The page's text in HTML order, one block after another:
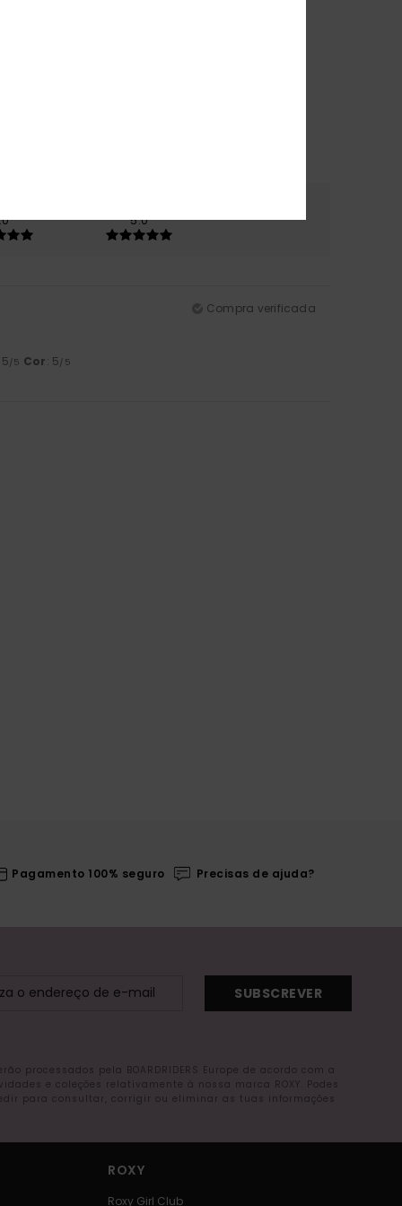
5.0
Compra verificada
/5 Cor: 5/5
Pagamento 100% seguro Precisas de ajuda?
SUBSCREVER
pela BOARDRIDERS Europe de acordo com a
e coleções relativamente à nossa marca ROXY. Podes
para consultar, corrigir ou eliminar as tuas informações
ROXY
Roxy Girl Club